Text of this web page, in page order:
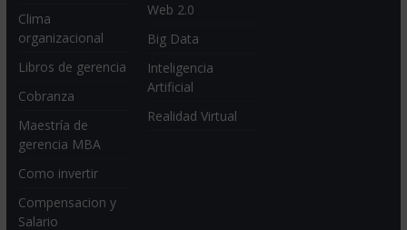
Clima
organizacional
Libros de gerencia
Cobranza
Maestría de
gerencia MBA
Como invertir
Compensacion y
Salario
Web 2.0
Big Data
Inteligencia
Artificial
Realidad Virtual